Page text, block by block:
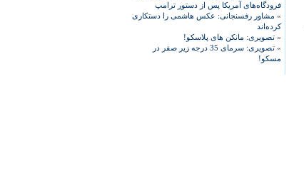
فرودگاه‌های آمریکا پس از دستور ترامپ
» مشاور رفسنجانی: عکس هاشمی را دستکاری
کرده‌اند
» تصویری: مانکن های پلاسکو!
»
تصویری: سرمای 35 درجه زیر صفر در
مسکو!